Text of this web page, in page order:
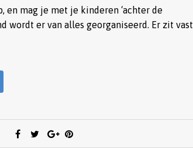
en mag je met je kinderen ‘achter de
wordt er van alles georganiseerd. Er zit vast